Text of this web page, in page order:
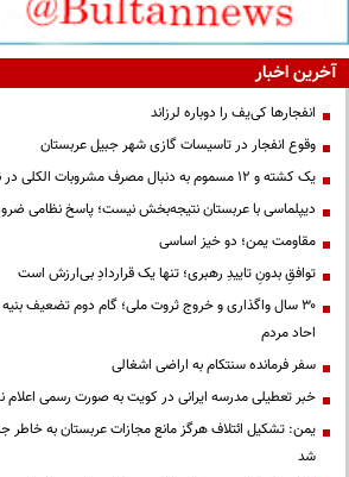
آخرین اخبار
انفجارها کی‌یف را دوباره لرزاند
وقوع انفجار در تاسیسات گازی شهر جبیل عربستان
یک کشته و ۱۲ مسموم به دنبال مصرف مشروبات الکلی در نیشابور
دیپلماسی با عربستان نتیجه‌بخش نیست؛ پاسخ نظامی
مقاومت یمن؛ دو خیز اساسی
توافقِ بدونِ تاییدِ رهبری؛ تنها یک قراردادِ بی‌ارزش است
۳۰ سال واگذاری و خروج ثروت ملی؛ گام دوم تضعیف بنیه
احاد مردم
سفر فرمانده سنتکام به اراضی اشغالی
خبر تعطیلی مدرسه ایرانی در کویت به صورت رسمی اعلام
یمن: تشکیل ائتلاف هرگز مانع مجازات عربستان به خاطر
شد